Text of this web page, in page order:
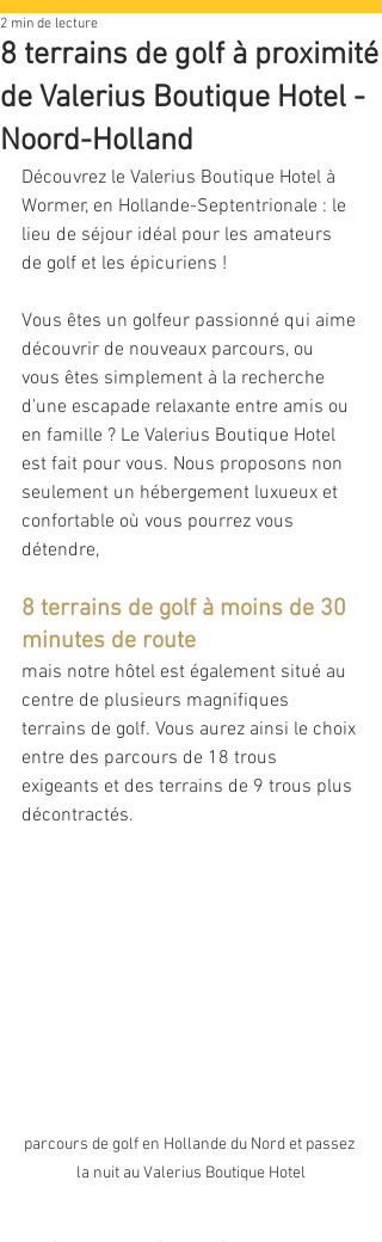
8 terrains de golf à proximité
de Valerius Boutique Hotel -
Noord-Holland
2 min de lecture
Découvrez le Valerius Boutique Hotel à
Wormer, en Hollande-Septentrionale : le
lieu de séjour idéal pour les amateurs
de golf et les épicuriens !
Vous êtes un golfeur passionné qui aime
découvrir de nouveaux parcours, ou
vous êtes simplement à la recherche
d'une escapade relaxante entre amis ou
en famille ? Le Valerius Boutique Hotel
est fait pour vous. Nous proposons non
seulement un hébergement luxueux et
confortable où vous pourrez vous
détendre,
8 terrains de golf à moins de 30
minutes de route
mais notre hôtel est également situé au
centre de plusieurs magnifiques
terrains de golf. Vous aurez ainsi le choix
entre des parcours de 18 trous
exigeants et des terrains de 9 trous plus
décontractés.
parcours de golf en Hollande du Nord et passez
la nuit au Valerius Boutique Hotel